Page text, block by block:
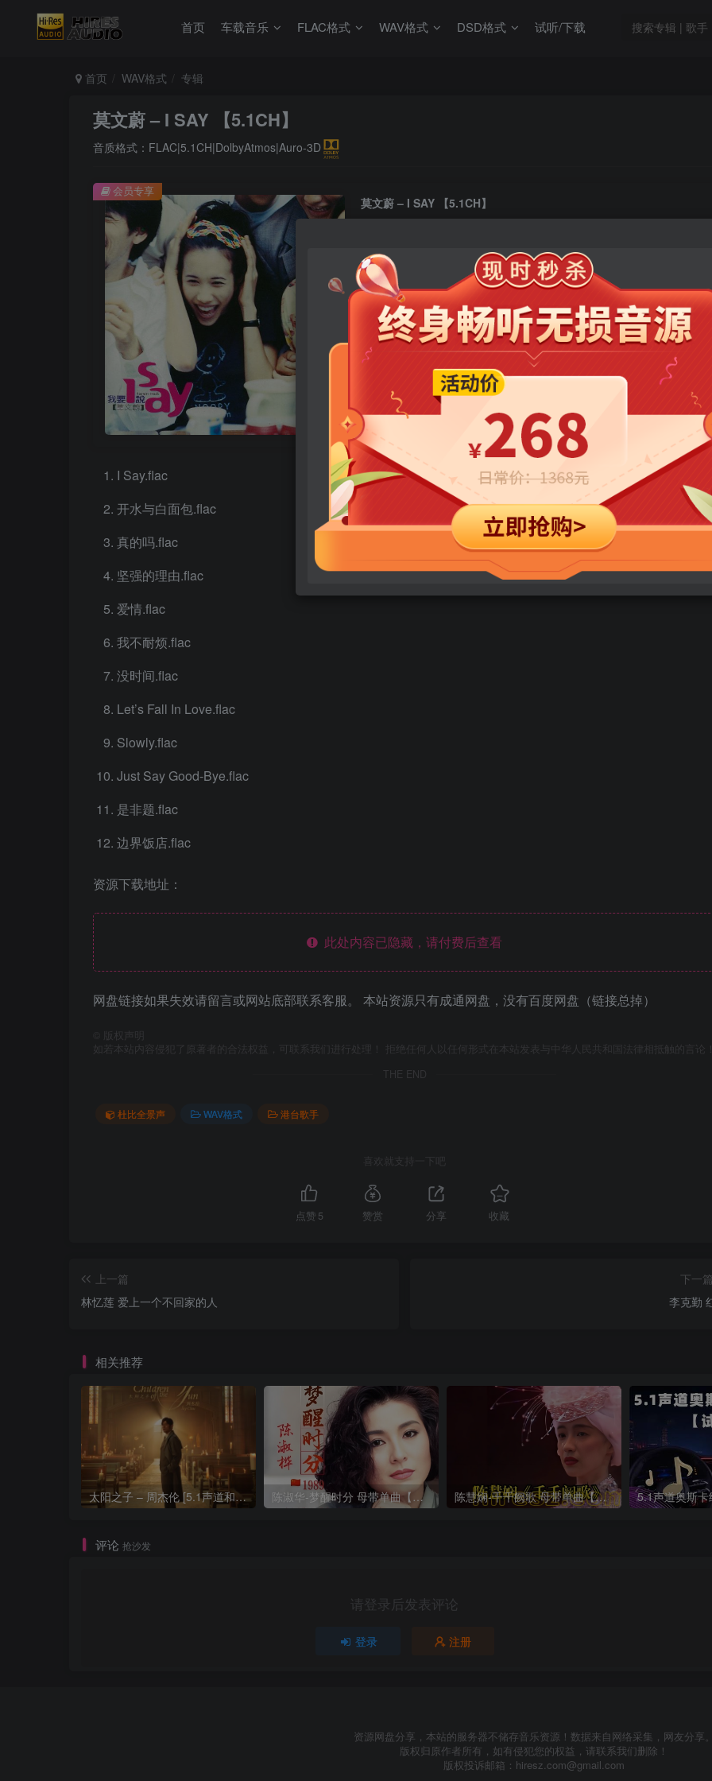
首页 车载音乐 FLAC格式 WAV格式 DSD格式 试听/下载
首页 WAV格式 专辑
莫文蔚 – I SAY 【5.1CH】
音质格式：FLAC|5.1CH|DolbyAtmos|Auro-3D
莫文蔚 – I SAY 【5.1CH】
￥9.9 限时特惠
￥99
年卡会员免费 永久会员 免费
您当前未登录！建议登陆后购买，可保存购买订单
会员专享
I Say.flac
开水与白面包.flac
真的吗.flac
坚强的理由.flac
爱情.flac
我不耐烦.flac
没时间.flac
Let’s Fall In Love.flac
Slowly.flac
Just Say Good-Bye.flac
是非题.flac
边界饭店.flac
资源下载地址：
此处内容已隐藏，请付费后查看
网盘链接如果失效请留言或网站底部联系客服。 本站资源只有成通网盘，没有百度网盘（链接总掉）
版权声明
如若本站内容侵犯了原著者的合法权益，可联系我们进行处理！ 拒绝任何人以任何形式在本站发表与中华人民共和国法律相抵触的言论
THE END
杜比全景声 WAV格式 港台歌手
喜欢就支持一下吧
点赞 5 赞赏 分享 收藏
上一篇
林忆莲 爱上一个不回家的人
下一
李克勤
相关推荐
太阳之子 – 周杰伦 [5.1声道和192k母带] 陈淑华-梦醒时分 母带单曲【试听】 陈慧娴-千千阙歌 母带单曲【试听】
评论 抢沙发
请登录后发表评论
登录 注册
资源网盘分享，本站的服务器不储存音乐资源！数据来自网络采集，网友分享
版权归原作者所有，如有侵犯您的权益，请联系我们删除！
版权投诉邮箱： hiresz.com@gmail.com